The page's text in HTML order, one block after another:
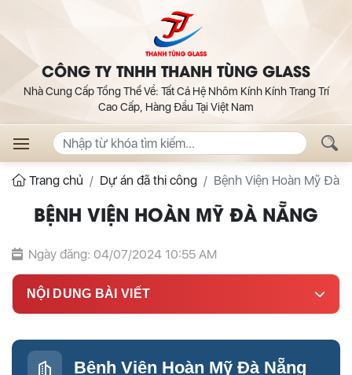
CÔNG TY TNHH THANH TÙNG GLASS
Nhà Cung Cấp Tổng Thể Về: Tất Cả Hệ Nhôm Kính Kính Trang Trí
Cao Cấp, Hàng Đầu Tại Việt Nam
Trang chủ Dự án đã thi công Bệnh Viện Hoàn Mỹ Đà
BỆNH VIỆN HOÀN MỸ ĐÀ NẴNG
Ngày đăng: 04/07/2024 10:55 AM
NỘI DUNG BÀI VIẾT
Bệnh Viện Hoàn Mỹ Đà Nẵng